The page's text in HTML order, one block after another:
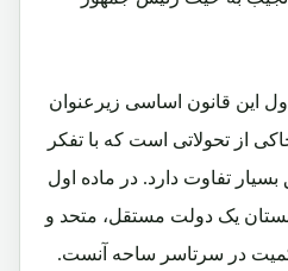
ماده 12 فصل اول این قانون اساسی زیرعنوان
از تحولاتی است که با تفکر
تفاوت دارد. در ماده اول
یک دولت مستقل، متحد و
در سرتاسر ساحه آنست.